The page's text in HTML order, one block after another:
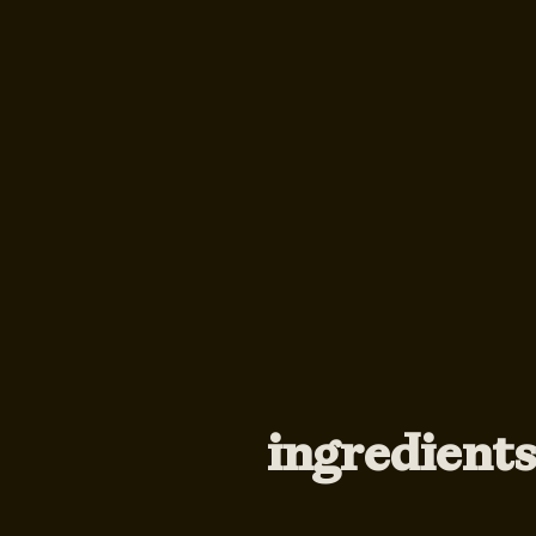
ingredients